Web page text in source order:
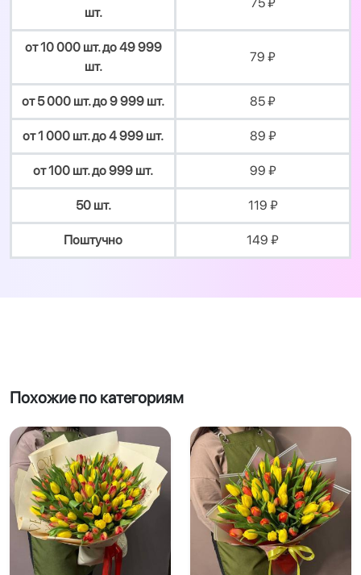
шт.
75 ₽
от 10 000 шт. до 49 999
шт.
79 ₽
от 5 000 шт. до 9 999 шт. 85 ₽
от 1 000 шт. до 4 999 шт. 89 ₽
от 100 шт. до 999 шт. 99 ₽
50 шт. 119 ₽
Поштучно 149 ₽
Похожие по категориям